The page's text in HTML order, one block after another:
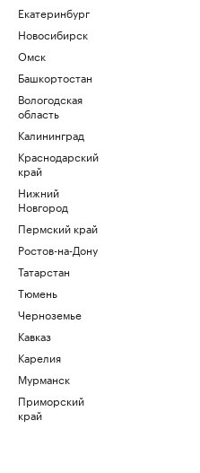
Екатеринбург
Новосибирск
Омск
Башкортостан
Вологодская
область
Калининград
Краснодарский
край
Нижний
Новгород
Пермский край
Ростов-на-Дону
Татарстан
Тюмень
Черноземье
Кавказ
Карелия
Мурманск
Приморский
край